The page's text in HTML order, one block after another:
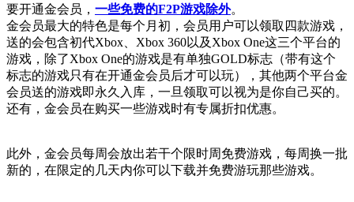
要开通金会员， 一些免费的F2P游戏除外。
金会员最大的特色是每个月初，会员用户可以领取四款游戏，
送的会包含初代Xbox、Xbox 360以及Xbox One这三个平台的
游戏，除了Xbox One的游戏是有单独GOLD标志（带有这个
标志的游戏只有在开通金会员后才可以玩），其他两个平台金
会员送的游戏即永久入库，一旦领取可以视为是你自己买的。
还有，金会员在购买一些游戏时有专属折扣优惠。
此外，金会员每周会放出若干个限时周免费游戏，每周换一批
新的，在限定的几天内你可以下载并免费游玩那些游戏。